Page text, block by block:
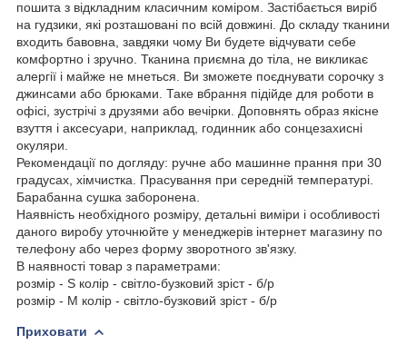
пошита з відкладним класичним коміром. Застібається виріб
на гудзики, які розташовані по всій довжині. До складу тканини
входить бавовна, завдяки чому Ви будете відчувати себе
комфортно і зручно. Тканина приємна до тіла, не викликає
алергії і майже не мнеться. Ви зможете поєднувати сорочку з
джинсами або брюками. Таке вбрання підійде для роботи в
офісі, зустрічі з друзями або вечірки. Доповнять образ якісне
взуття і аксесуари, наприклад, годинник або сонцезахисні
окуляри.
Рекомендації по догляду: ручне або машинне прання при 30
градусах, хімчистка. Прасування при середній температурі.
Барабанна сушка заборонена.
Наявність необхідного розміру, детальні виміри і особливості
даного виробу уточнюйте у менеджерів інтернет магазину по
телефону або через форму зворотного зв'язку.
В наявності товар з параметрами:
розмір - S колір - світло-бузковий зріст - б/р
розмір - M колір - світло-бузковий зріст - б/р
Приховати